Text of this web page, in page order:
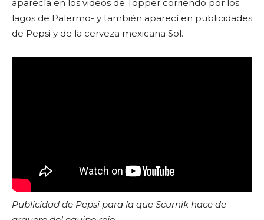
aparecía en los videos de Topper corriendo por los
lagos de Palermo- y también aparecí en publicidades
de Pepsi y de la cerveza mexicana Sol.
Publicidad de Pepsi para la que Scurnik hace de